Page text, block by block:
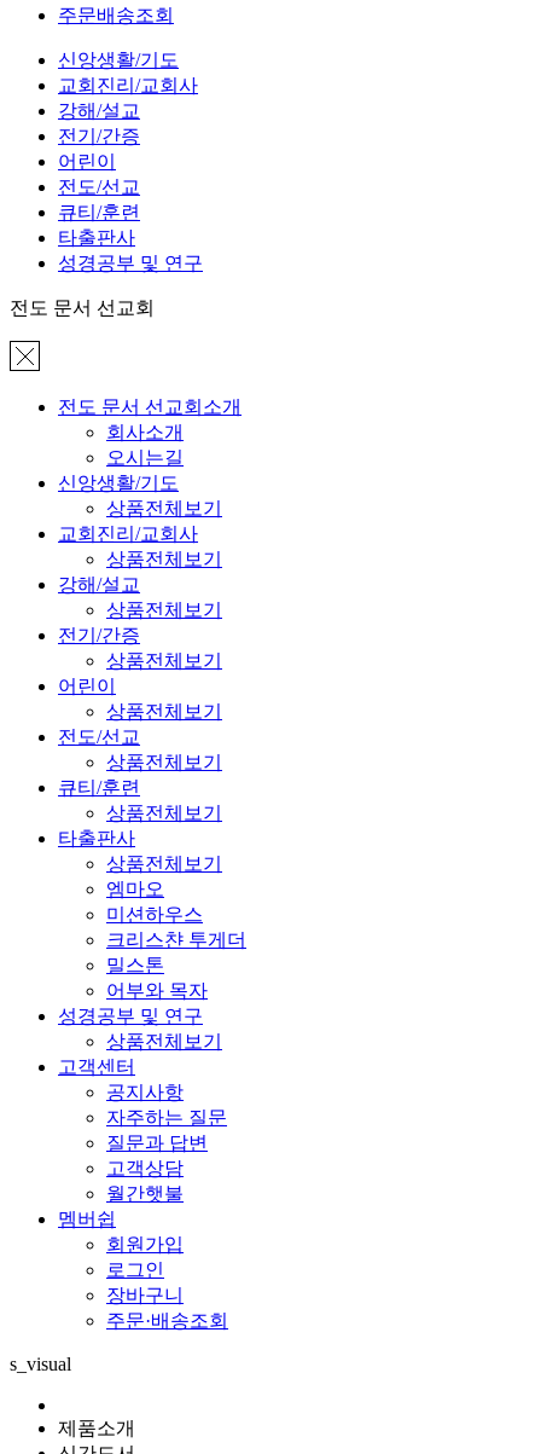
주문배송조회
신앙생활/기도
교회진리/교회사
강해/설교
전기/간증
어린이
전도/선교
큐티/훈련
타출판사
성경공부 및 연구
전도 문서 선교회
전도 문서 선교회소개
회사소개
오시는길
신앙생활/기도
상품전체보기
교회진리/교회사
상품전체보기
강해/설교
상품전체보기
전기/간증
상품전체보기
어린이
상품전체보기
전도/선교
상품전체보기
큐티/훈련
상품전체보기
타출판사
상품전체보기
엠마오
미션하우스
크리스챤 투게더
밀스톤
어부와 목자
성경공부 및 연구
상품전체보기
고객센터
공지사항
자주하는 질문
질문과 답변
고객상담
월간햇불
멤버쉽
회원가입
로그인
장바구니
주문·배송조회
s_visual
제품소개